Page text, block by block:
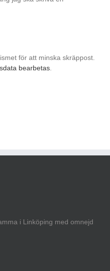
för att minska skräppost.
bearbetas
i Linköping med omnejd